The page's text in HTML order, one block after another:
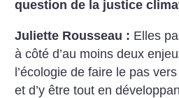
question de la justice
Juliette Rousseau : Elles
à côté d’au moins deux
l’écologie de faire le pas
et d’y être tout en